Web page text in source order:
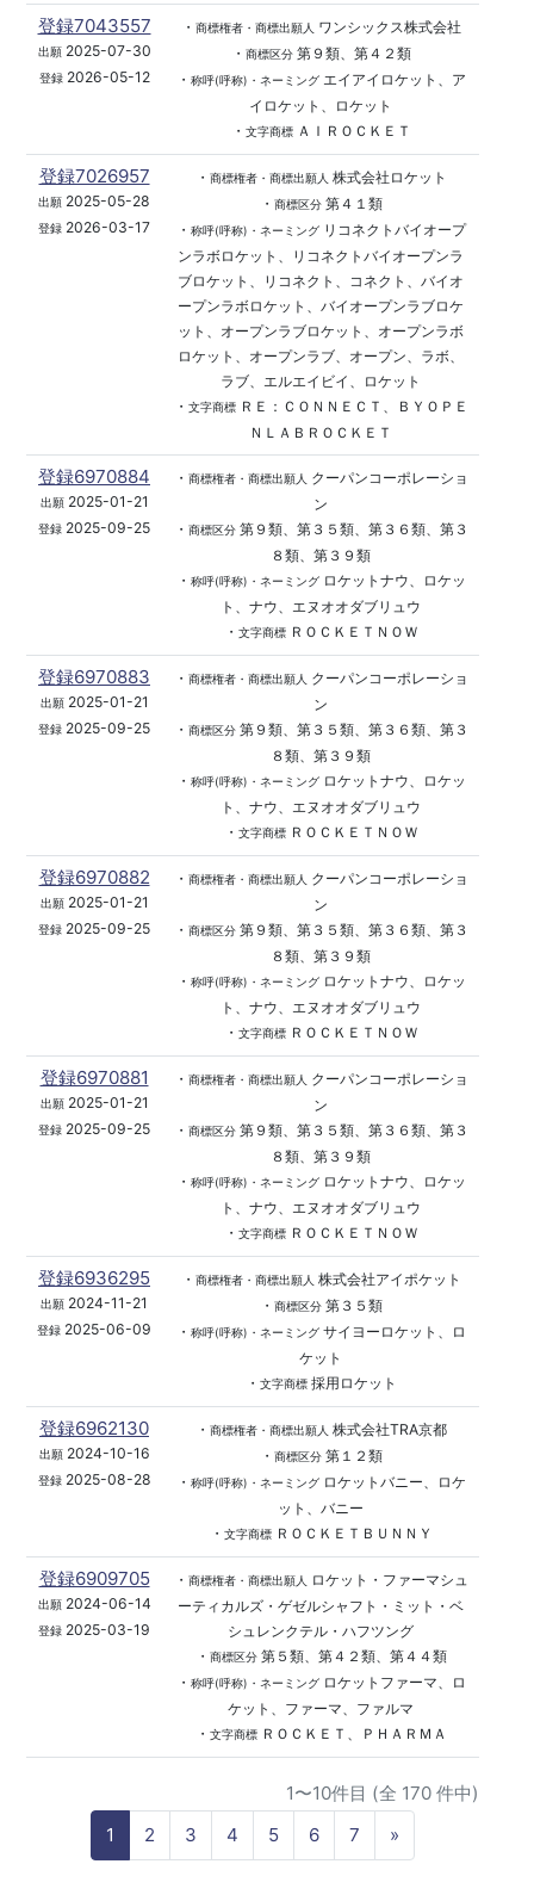
登録7043557
出願2025-07-30
登録2026-05-12
・ 商標権者・商標出願人
ワンシックス株式会社
・ 商標区分第９類、第４２類
・ 称呼(呼称)・ネーミングエイアイロケット、ア
イロケット、ロケット
・ 文字商標ＡＩＲＯＣＫＥＴ
登録7026957
出願 2025-05-28
登録 2026-03-17
・ 商標権者・商標出願人 株式会社ロケット
・ 商標区分第４１類
・ 称呼(呼称)・ネーミングリコネクトバイオープ
ンラボロケット、リコネクトバイオープンラ
ブロケット、リコネクト、コネクト、バイオ
ープンラボロケット、バイオープンラブロケ
ット、オープンラブロケット、オープンラボ
ロケット、オープンラブ、オープン、ラボ、
ラブ、エルエイビイ、ロケット
・ 文字商標ＲＥ：ＣＯＮＮＥＣＴ、ＢＹＯＰＥ
ＮＬＡＢＲＯＣＫＥＴ
登録6970884
出願2025-01-21
登録 2025-09-25
・ 商標権者・商標出願人
クーパンコーポレーショ
ン
・ 商標区分第９類、第３５類、第３６類、第３
８類、第３９類
・ 称呼(呼称)・ネーミングロケットナウ、ロケッ
ト、ナウ、エヌオオダブリュウ
・ 文字商標ＲＯＣＫＥＴＮＯＷ
登録6970883
出願2025-01-21
登録 2025-09-25
・ 商標権者・商標出願人
クーパンコーポレーショ
ン
・ 商標区分第９類、第３５類、第３６類、第３
８類、第３９類
・ 称呼(呼称)・ネーミングロケットナウ、ロケッ
ト、ナウ、エヌオオダブリュウ
・ 文字商標ＲＯＣＫＥＴＮＯＷ
登録6970882
出願2025-01-21
登録 2025-09-25
・ 商標権者・商標出願人
クーパンコーポレーショ
ン
・ 商標区分第９類、第３５類、第３６類、第３
８類、第３９類
・ 称呼(呼称)・ネーミングロケットナウ、ロケッ
ト、ナウ、エヌオオダブリュウ
・ 文字商標ＲＯＣＫＥＴＮＯＷ
登録6970881
出願2025-01-21
登録 2025-09-25
・ 商標権者・商標出願人
クーパンコーポレーショ
ン
・ 商標区分第９類、第３５類、第３６類、第３
８類、第３９類
・ 称呼(呼称)・ネーミングロケットナウ、ロケッ
ト、ナウ、エヌオオダブリュウ
・ 文字商標ＲＯＣＫＥＴＮＯＷ
登録6936295
出願 2024-11-21
登録 2025-06-09
・ 商標権者・商標出願人 株式会社アイポケット
・ 商標区分第３５類
・ 称呼(呼称)・ネーミングサイヨーロケット、ロ
ケット
・ 文字商標採用ロケット
登録6962130
出願2024-10-16
登録2025-08-28
・ 商標権者・商標出願人 株式会社TRA京都
・ 商標区分第１２類
・ 称呼(呼称)・ネーミングロケットバニー、ロケ
ット、バニー
・ 文字商標ＲＯＣＫＥＴＢＵＮＮＹ
登録6909705
出願2024-06-14
登録 2025-03-19
・ 商標権者・商標出願人
ロケット・ファーマシュ
ーティカルズ・ゲゼルシャフト・ミット・ベ
シュレンクテル・ハフツング
・ 商標区分第５類、第４２類、第４４類
・ 称呼(呼称)・ネーミングロケットファーマ、ロ
ケット、ファーマ、ファルマ
・ 文字商標ＲＯＣＫＥＴ、ＰＨＡＲＭＡ
1〜10件目 (全 170 件中)
1
2 3 4 5 6 7 »
e